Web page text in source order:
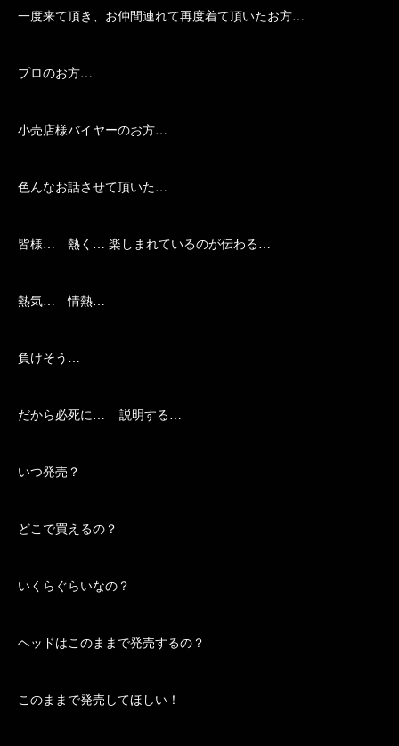
一度来て頂き、お仲間連れて再度着て頂いたお方…
プロのお方…
小売店様バイヤーのお方…
色んなお話させて頂いた…
皆様… 熱く… 楽しまれているのが伝わる…
熱気… 情熱…
負けそう…
だから必死に… 説明する…
いつ発売？
どこで買えるの？
いくらぐらいなの？
ヘッドはこのままで発売するの？
このままで発売してほしい！